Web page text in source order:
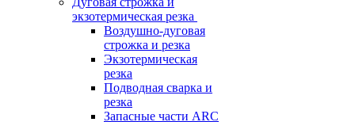
экзотермическая резка
Воздушно-дуговая
строжка и резка
Экзотермическая
резка
Подводная сварка и
резка
Запасные части ARC